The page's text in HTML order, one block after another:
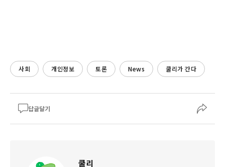
사회 개인정보 토론 News 쿨리가 간다
답글달기
쿨리